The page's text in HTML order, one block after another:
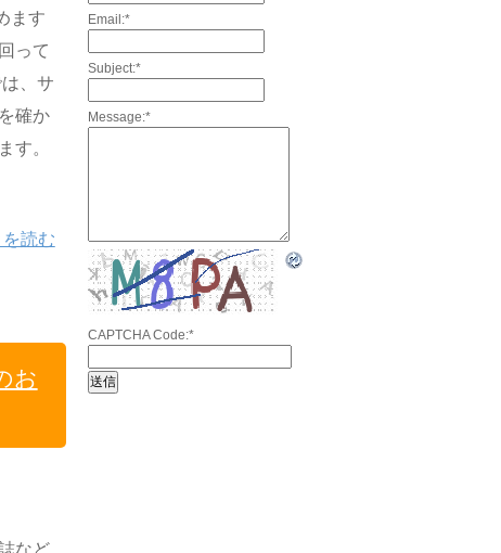
ます
って
、サ
確か
す。
読む
お
など
Email:*
Subject:*
Message:*
CAPTCHA Code:*